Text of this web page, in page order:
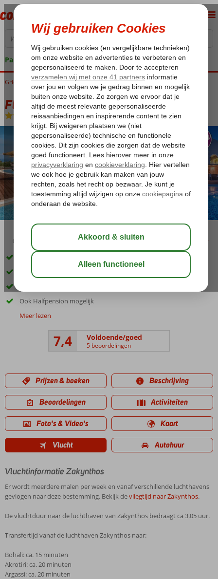
Pakketgarantie
Home
Griekenland Zakynthos Tragaki Fly & Go Elegance Luxury Suites
Fly & Go Elegance Luxury Suites
Logies en ontbijt-Hotel
03:05
Inclusief huurauto
Prachtige, elegante suites
Ook Halfpension mogelijk
Meer lezen
7,4 Voldoende/goed
5 beoordelingen
Prijzen & boeken Beschrijving
Beoordelingen Activiteiten
Foto's & Video's Kaart
Vlucht Autohuur
Vluchtinformatie Zakynthos
Er wordt meerdere malen per week en vanaf verschillende luchthavens
gevlogen naar deze bestemming. Bekijk devliegtijd naar Zakynthos.
De vluchtduur naar de luchthaven van Zakynthos bedraagt ca 3.05 uur.
Transfertijd vanaf de luchthaven Zakynthos naar:
Bohali: ca. 15 minuten
Akrotiri: ca. 20 minuten
Argassi: ca. 20 minuten